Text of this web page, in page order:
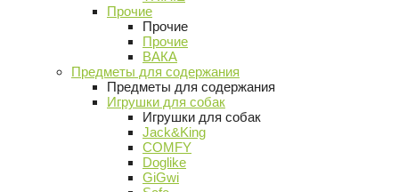
Прочие
Прочие
Прочие
ВАКА
Предметы для содержания
Предметы для содержания
Игрушки для собак
Игрушки для собак
Jack&King
COMFY
Doglike
GiGwi